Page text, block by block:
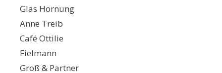
Glas Hornung
Anne Treib
Café Ottilie
Fielmann
Groß & Partner